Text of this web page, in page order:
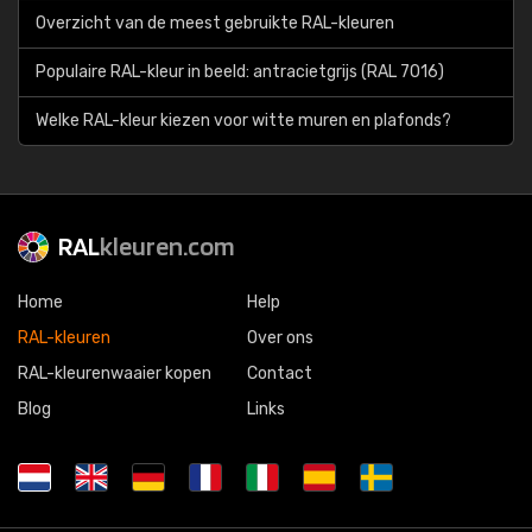
Overzicht van de meest gebruikte RAL-kleuren
Populaire RAL-kleur in beeld: antracietgrijs (RAL 7016)
Welke RAL-kleur kiezen voor witte muren en plafonds?
RALkleuren.com
Home
RAL-kleuren
RAL-kleurenwaaier kopen
Blog
Help
Over ons
Contact
Links